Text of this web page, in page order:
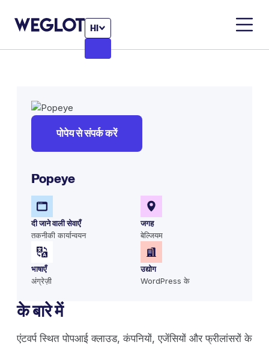
HI
पोपेय से संपर्क करें
Popeye
दी जाने वाली सेवाएँ
तकनीकी कार्यान्वयन
जगह
बेल्जियम
भाषाएँ
अंग्रेज़ी
उद्योग
WordPress के
के बारे में
एंटवर्प स्थित पोपआई क्लाउड, कंपनियों, एजेंसियों और फ्रीलांसरों के